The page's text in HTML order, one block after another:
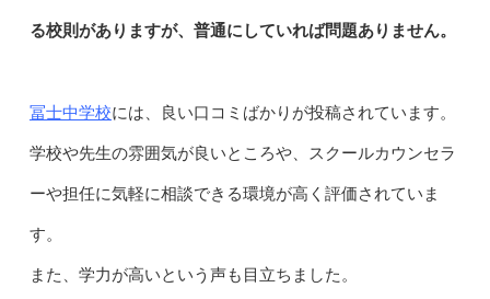
る校則がありますが、普通にしていれば問題ありません。
冨士中学校には、良い口コミばかりが投稿されています。
学校や先生の雰囲気が良いところや、スクールカウンセラ
ーや担任に気軽に相談できる環境が高く評価されていま
す。
また、学力が高いという声も目立ちました。